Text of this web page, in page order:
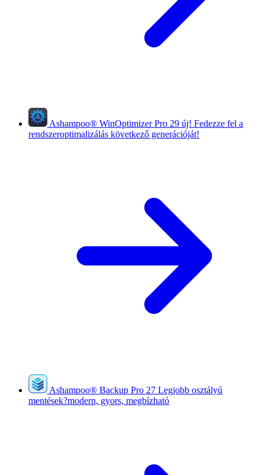
Ashampoo® WinOptimizer Pro 29 új! Fedezze fel a
rendszeroptimalizálás következő generációját!
Ashampoo® Backup Pro 27 Legjobb osztályú
mentések?modern, gyors, megbízható